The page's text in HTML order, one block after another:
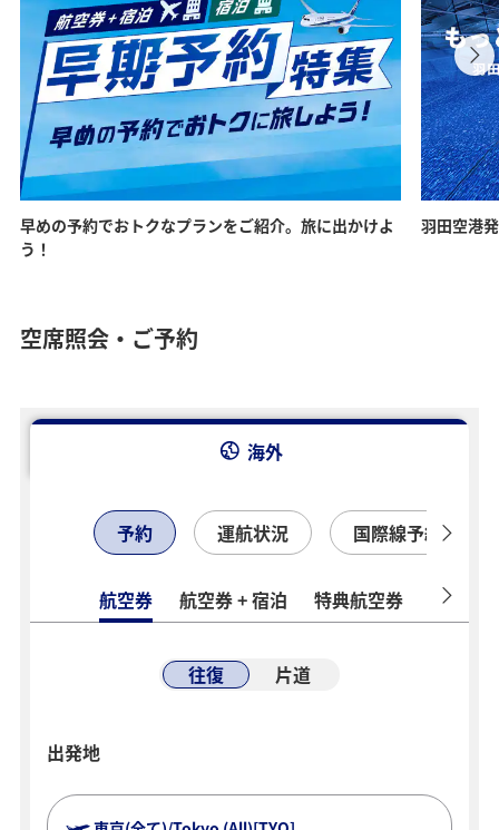
早めの予約でおトクなプランをご紹介。旅に出かけよ
う！
羽田空港
空席照会・ご予約
海外
予約 運航状況 国際線予約確認
航空券 航空券 + 宿泊 特典航空券 ホテル
往復 片道
出発地